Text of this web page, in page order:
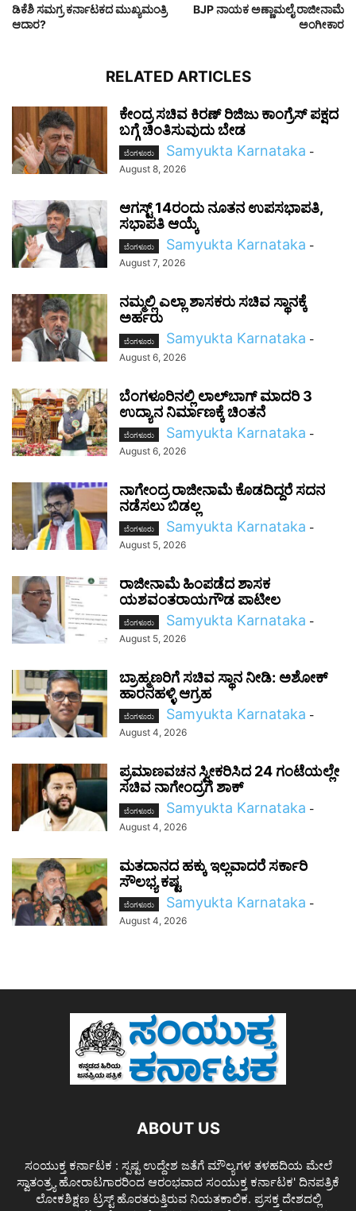
ಡಿಕೆಶಿ ಸಮಗ್ರ ಕರ್ನಾಟಕದ ಮುಖ್ಯಮಂತ್ರಿ
ಆದಾರ?
BJP ನಾಯಕ ಅಣ್ಣಾಮಲೈ ರಾಜೀನಾಮೆ
ಅಂಗೀಕಾರ
RELATED ARTICLES
ಕೇಂದ್ರ ಸಚಿವ ಕಿರಣ್ ರಿಜಿಜು ಕಾಂಗ್ರೆಸ್ ಪಕ್ಷದ
ಬಗ್ಗೆ ಚಿಂತಿಸುವುದು ಬೇಡ
ಬೆಂಗಳೂರು Samyukta Karnataka -
August 8, 2026
ಆಗಸ್ಟ್ 14ರಂದು ನೂತನ ಉಪಸಭಾಪತಿ,
ಸಭಾಪತಿ ಆಯ್ಕೆ
ಬೆಂಗಳೂರು Samyukta Karnataka -
August 7, 2026
ನಮ್ಮಲ್ಲಿ ಎಲ್ಲಾ ಶಾಸಕರು ಸಚಿವ ಸ್ಥಾನಕ್ಕೆ
ಅರ್ಹರು
ಬೆಂಗಳೂರು Samyukta Karnataka -
August 6, 2026
ಬೆಂಗಳೂರಿನಲ್ಲಿ ಲಾಲ್‌ಬಾಗ್ ಮಾದರಿ 3
ಉದ್ಯಾನ ನಿರ್ಮಾಣಕ್ಕೆ ಚಿಂತನೆ
ಬೆಂಗಳೂರು Samyukta Karnataka -
August 6, 2026
ನಾಗೇಂದ್ರ ರಾಜೀನಾಮೆ ಕೊಡದಿದ್ದರೆ ಸದನ
ನಡೆಸಲು ಬಿಡಲ್ಲ
ಬೆಂಗಳೂರು Samyukta Karnataka -
August 5, 2026
ರಾಜೀನಾಮೆ ಹಿಂಪಡೆದ ಶಾಸಕ
ಯಶವಂತರಾಯಗೌಡ ಪಾಟೀಲ
ಬೆಂಗಳೂರು Samyukta Karnataka -
August 5, 2026
ಬ್ರಾಹ್ಮಣರಿಗೆ ಸಚಿವ ಸ್ಥಾನ ನೀಡಿ: ಅಶೋಕ್
ಹಾರನಹಳ್ಳಿ ಆಗ್ರಹ
ಬೆಂಗಳೂರು Samyukta Karnataka -
August 4, 2026
ಪ್ರಮಾಣವಚನ ಸ್ವೀಕರಿಸಿದ 24 ಗಂಟೆಯಲ್ಲೇ
ಸಚಿವ ನಾಗೇಂದ್ರಗೆ ಶಾಕ್
ಬೆಂಗಳೂರು Samyukta Karnataka -
August 4, 2026
ಮತದಾನದ ಹಕ್ಕು ಇಲ್ಲವಾದರೆ ಸರ್ಕಾರಿ
ಸೌಲಭ್ಯ ಕಷ್ಟ
ಬೆಂಗಳೂರು Samyukta Karnataka -
August 4, 2026
ABOUT US
ಸಂಯುಕ್ತ ಕರ್ನಾಟಕ : ಸ್ಪಷ್ಟ ಉದ್ದೇಶ ಜತೆಗೆ ಮೌಲ್ಯಗಳ ತಳಹದಿಯ ಮೇಲೆ
ಸ್ವಾತಂತ್ರ್ಯ ಹೋರಾಟಗಾರರಿಂದ ಆರಂಭವಾದ ಸಂಯುಕ್ತ ಕರ್ನಾಟಕ' ದಿನಪತ್ರಿಕೆ
ಲೋಕಶಿಕ್ಷಣ ಟ್ರಸ್ಟ್ ಹೊರತರುತ್ತಿರುವ ನಿಯತಕಾಲಿಕ. ಪ್ರಸಕ್ತ ದೇಶದಲ್ಲಿ